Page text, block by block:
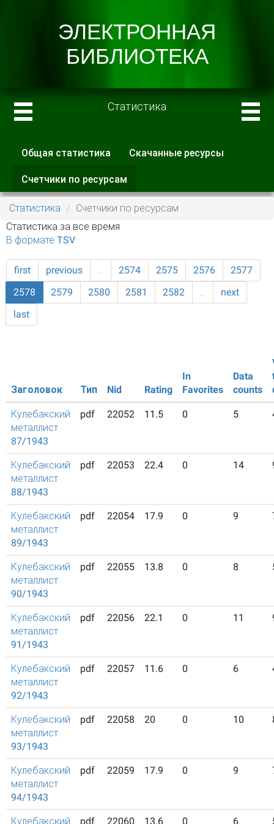
Статистика
Главные вкладки
Общая статистика Скачанные ресурсы
Счетчики по ресурсам
вкладка)
Статистика
Счетчики по ресурсам
Статистика за все время
В формате TSV
first previous … 2574 2575 2576
2577
2578
2579 2580 2581 2582 …
next
last
Заголовок Тип Nid Rating
In
Favorites
Data
counts
Кулебакский
металлист
87/1943
pdf 22052 11.5 0 5
Кулебакский
металлист
88/1943
pdf 22053 22.4 0 14
Кулебакский
металлист
89/1943
pdf 22054 17.9 0 9
Кулебакский
металлист
90/1943
pdf 22055 13.8 0 8
Кулебакский
металлист
91/1943
pdf 22056 22.1 0 11
Кулебакский
металлист
92/1943
pdf 22057 11.6 0 6
Кулебакский
металлист
93/1943
pdf 22058 20 0 10
Кулебакский
металлист
94/1943
pdf 22059 17.9 0 9
Кулебакский pdf 22060 13.6 0 6